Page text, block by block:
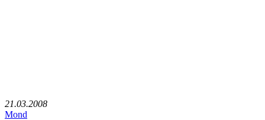
21.03.2008
Mond